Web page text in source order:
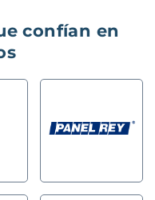
confían en